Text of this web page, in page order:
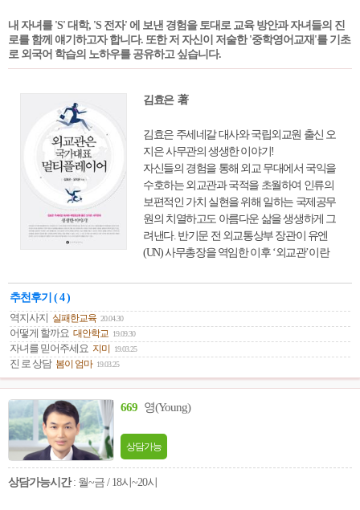
내 자녀를 'S' 대학, 'S 전자' 에 보낸 경험을 토대로 교육 방안과 자녀들의 진
로를 함께 얘기하고자 합니다. 또한 저 자신이 저술한 '중학영어교재'를 기초
로 외국어 학습의 노하우를 공유하고 싶습니다.
김효은 著
김효은 주세네갈 대사와 국립외교원 출신 오
지은 사무관의 생생한 이야기!
자신들의 경험을 통해 외교 무대에서 국익을
수호하는 외교관과 국적을 초월하여 인류의
보편적인 가치 실현을 위해 일하는 국제공무
원의 치열하고도 아름다운 삶을 생생하게 그
려낸다. 반기문 전 외교통상부 장관이 유엔
(UN) 사무총장을 역임한 이후 ‘외교관’이란
대학의 외교학과 인기도 상승하고 있으며, 외
이 있으며, 명예도 따른다. 하지만 겉으로 보
이는 화려한 생활과 달리 의외로 애환도 많
라는 외교무대에서 경쟁해야 하는 피 마르는
직업이기도 하다. 이 책 ≪외교관은 국가대표
멀티플레이어≫는 지난 25년간 다양한 분야
에서 활약하며 다자외교의 전문가로 활약한
추천후기 ( 4 )
역지사지 실패한교육 20.04.30
어떻게 할까요 대안학교 19.09.30
자녀를 믿어주세요 지미 19.03.25
진 로 상담 봄이 엄마 19.03.25
669 영(Young)
상담가능
상담가능시간: 월~금 / 18시~20시